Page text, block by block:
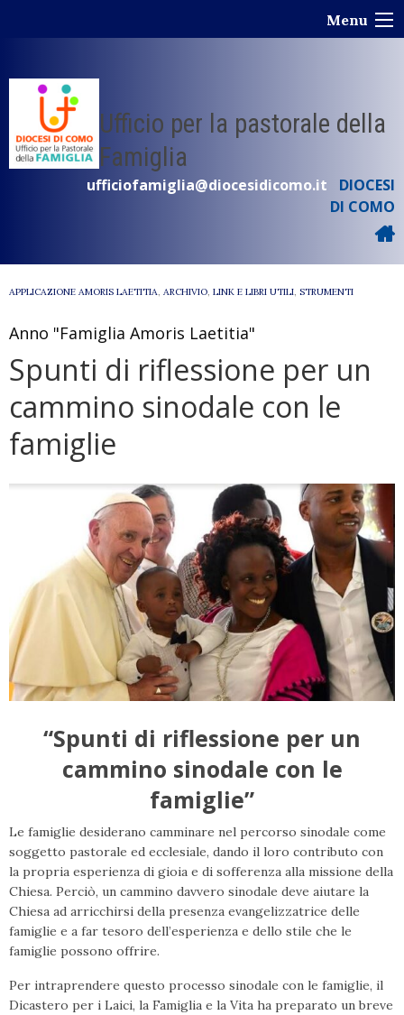
Menu
Ufficio per la pastorale della
Famiglia
ufficiofamiglia@diocesidicomo.it
DIOCESI
DI COMO
APPLICAZIONE AMORIS LAETITIA, ARCHIVIO, LINK E LIBRI UTILI, STRUMENTI
Anno "Famiglia Amoris Laetitia"
Spunti di riflessione per un
cammino sinodale con le
famiglie
“Spunti di riflessione per un
cammino sinodale con le
famiglie”
Le famiglie desiderano camminare nel percorso sinodale come
soggetto pastorale ed ecclesiale, dando il loro contributo con
la propria esperienza di gioia e di sofferenza alla missione della
Chiesa. Perciò, un cammino davvero sinodale deve aiutare la
Chiesa ad arricchirsi della presenza evangelizzatrice delle
famiglie e a far tesoro dell’esperienza e dello stile che le
famiglie possono offrire.
Per intraprendere questo processo sinodale con le famiglie, il
Dicastero per i Laici, la Famiglia e la Vita ha preparato un breve